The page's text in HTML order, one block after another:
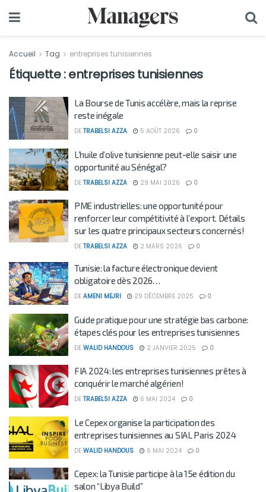
Accueil Tag entreprises tunisiennes
Étiquette :entreprises tunisiennes
La Bourse de Tunis accélère, mais la reprise
reste inégale
DE TRABELSI AZZA 5 AOÛT 2026 0
L’huile d’olive tunisienne peut-elle saisir une
opportunité au Sénégal?
DE TRABELSI AZZA 29 MAI 2026 0
PME industrielles: une opportunité pour
renforcer leur compétitivité à l’export. Détails
sur les quatre principaux secteurs concernés!
DE TRABELSI AZZA 2 MARS 2026 0
Tunisie: la facture électronique devient
obligatoire dès 2026…
DE AMENI MEJRI 29 DÉCEMBRE 2025 0
Guide pratique pour une stratégie bas carbone:
étapes clés pour les entreprises tunisiennes
DE WALID HANDOUS 2 JANVIER 2025 0
FIA 2024: les entreprises tunisiennes prêtes à
conquérir le marché algérien!
DE TRABELSI AZZA 6 MAI 2024 0
Le Cepex organise la participation des
entreprises tunisiennes au SIAL Paris 2024
DE WALID HANDOUS 6 MAI 2024 0
Cepex: la Tunisie participe à la 15e édition du
salon “Libya Build”